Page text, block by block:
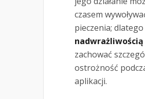
czasem
pieczenia;
nadwrażliwością
zachować
ostrożność
aplikacji.